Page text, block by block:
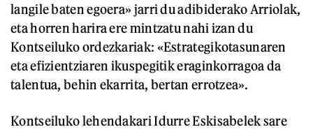
langile baten egoera» jarri du adibiderako Arriolak,
eta horren harira ere mintzatu nahi izan du
Kontseiluko ordezkariak: «Estrategikotasunaren
eta efizientziaren ikuspegitik eraginkorragoa da
talentua, behin ekarrita, bertan errotzea».
Kontseiluko lehendakari Idurre Eskisabelek sare